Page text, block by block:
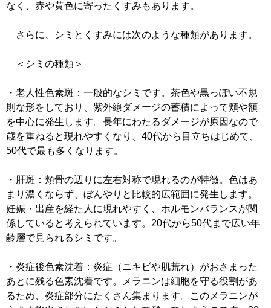
なく、赤や黄色に寄ったくすみもあります。
さらに、シミとくすみには次のような種類があります。
＜シミの種類＞
・老人性色素斑：一般的なシミです。茶色や黒っぽい不規
則な形をしており、紫外線ダメージの蓄積によって頬や額
を中心に発生します。長年にわたるダメージが原因なので
歳を重ねると現れやすくなり、40代から目立ちはじめて、
50代で最も多くなります。
・肝斑：頬骨の辺りに左右対称で現れるのが特徴。色はあ
まり濃くならず、ぼんやりと比較的広範囲に発生します。
妊娠・出産を経た人に現れやすく、ホルモンバランスが関
係していると考えられています。20代から50代まで広い年
齢層で見られるシミです。
・炎症後色素沈着：炎症（ニキビや肌荒れ）がおさまった
あとに残る色素沈着です。メラニンは細胞を守る役割があ
るため、炎症部分にたくさん集まります。このメラニンが